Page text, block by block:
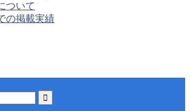
ついて
の掲載実績